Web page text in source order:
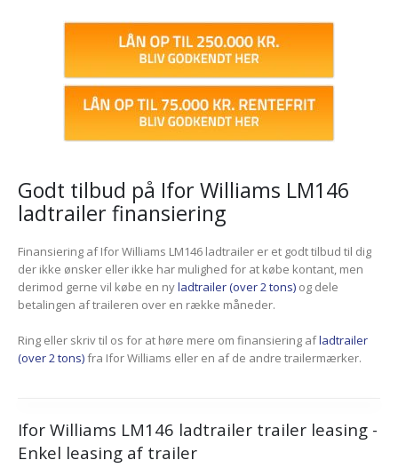
Godt tilbud på Ifor Williams LM146
ladtrailer finansiering
Finansiering af Ifor Williams LM146 ladtrailer er et godt tilbud til dig
der ikke ønsker eller ikke har mulighed for at købe kontant, men
derimod gerne vil købe en nyladtrailer (over 2 tons) og dele
betalingen af traileren over en række måneder.
Ring eller skriv til os for at høre mere om finansiering afladtrailer
(over 2 tons)fra Ifor Williams eller en af de andre trailermærker.
Ifor Williams LM146 ladtrailer trailer leasing -
Enkel leasing af trailer